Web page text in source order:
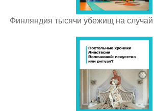
Финляндия тысячи убежищ на